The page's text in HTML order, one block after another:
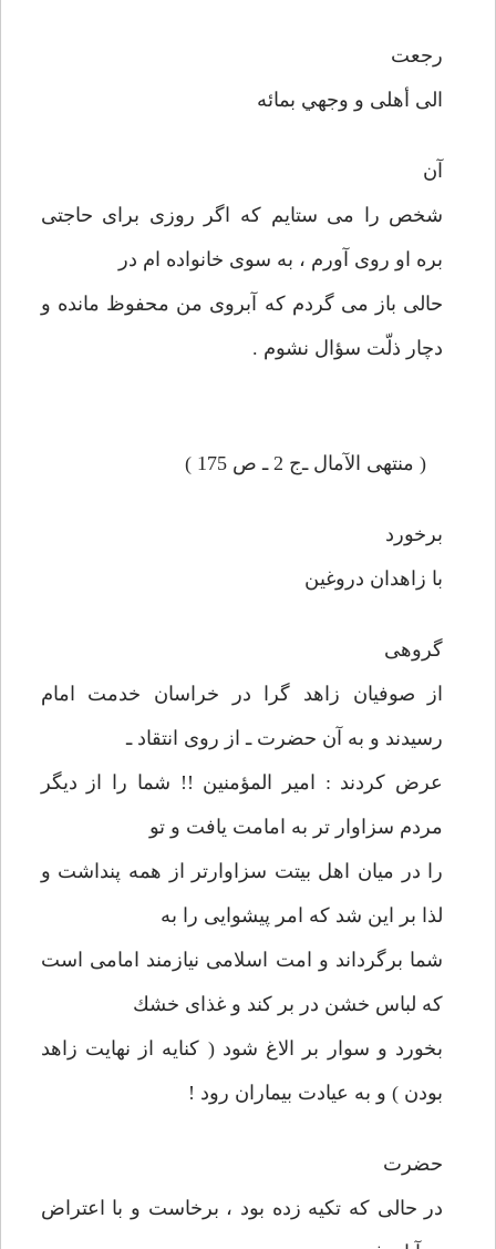
رجعت
الی أهلی و وجهي بمائه
آن
شخص را می ستايم كه اگر روزی برای حاجتی
بره او روی آورم ، به سوی خانواده ام در
حالی باز می گردم كه آبروی من محفوظ مانده و
دچار ذلّت سؤال نشوم .
( منتهی الآمال ـ‌ج 2 ـ ص 175 )
برخورد
با زاهدان دروغين
گروهی
از صوفيان زاهد گرا در خراسان خدمت امام
رسيدند و به آن حضرت ـ از روی انتقاد ـ
عرض كردند : امير المؤمنين !! شما را از ديگر
مردم سزاوار تر به امامت يافت و تو
را در ميان اهل بيتت سزاوارتر از همه پنداشت و
لذا بر اين شد كه امر پيشوایی را به
شما برگرداند و امت اسلامی نيازمند امامی است
كه لباس خشن در بر كند و غذای خشك
بخورد و سوار بر الاغ شود ( كنايه از نهايت زاهد
بودن ) و به عيادت بيماران رود !
حضرت
در حالی كه تكيه زده بود ، برخاست و با اعتراض